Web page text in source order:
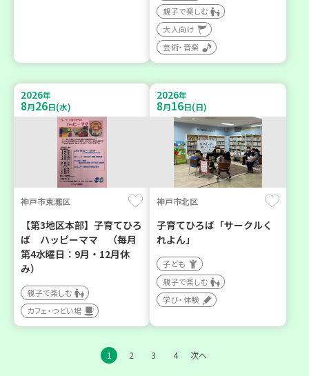
親子で楽しむ
大人向け
芸術・音楽
2026年
8月26日(水)
神戸市東灘区
【第3地区本部】子育てひろ
ば ハッピーママ （毎月
第4水曜日：9月・12月休
み）
親子で楽しむ
カフェ・つどい場
2026年
8月16日(日)
神戸市北区
子育てひろば「サークルく
れよん」
子ども
親子で楽しむ
学び・体験
1 2 3 4 次へ